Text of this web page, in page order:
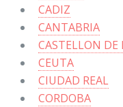
CADIZ
CANTABRIA
CASTELLON DE
CEUTA
CIUDAD REAL
CORDOBA